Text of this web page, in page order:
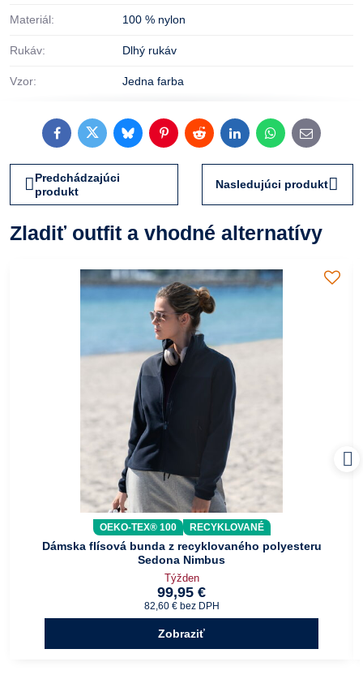
Materiál: 100 % nylon
Rukáv: Dlhý rukáv
Vzor: Jedna farba
FacebookTwitterBlueskyPinterestRedditLinkedInWhatsApp
E-
mail
Predchádzajúci
produkt
Nasledujúci produkt
Zladiť outfit a vhodné alternatívy
OEKO-TEX® 100 RECYKLOVANÉ
Dámska flísová bunda z recyklovaného polyesteru
Sedona Nimbus
Týžden
99,95 €
82,60 € bez DPH
Zobraziť